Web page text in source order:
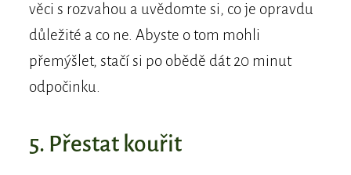
věci s rozvahou a uvědomte si, co je opravdu
důležité a co ne. Abyste o tom mohli
přemýšlet, stačí si po obědě dát 20 minut
odpočinku.
5. Přestat kouřit